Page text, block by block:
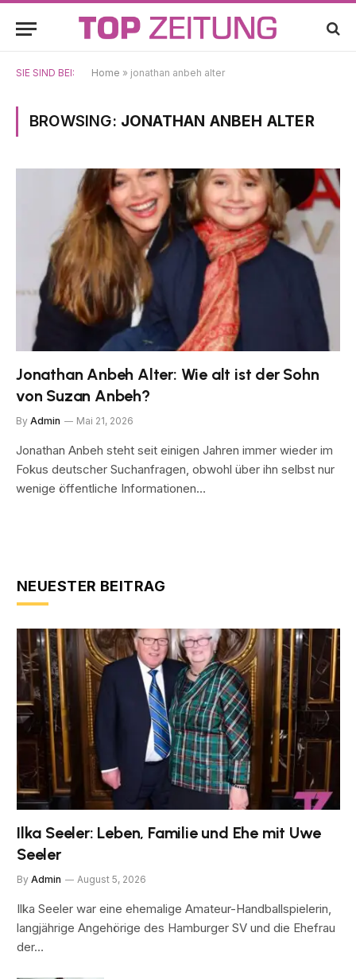
SIE SIND BEI: Home » jonathan anbeh alter
BROWSING: JONATHAN ANBEH ALTER
Jonathan Anbeh Alter: Wie alt ist der Sohn
von Suzan Anbeh?
By Admin Mai 21, 2026
Jonathan Anbeh steht seit einigen Jahren immer wieder im
Fokus deutscher Suchanfragen, obwohl über ihn selbst nur
wenige öffentliche Informationen…
NEUESTER BEITRAG
Ilka Seeler: Leben, Familie und Ehe mit Uwe
Seeler
By Admin August 5, 2026
Ilka Seeler war eine ehemalige Amateur-Handballspielerin,
langjährige Angehörige des Hamburger SV und die Ehefrau
der…